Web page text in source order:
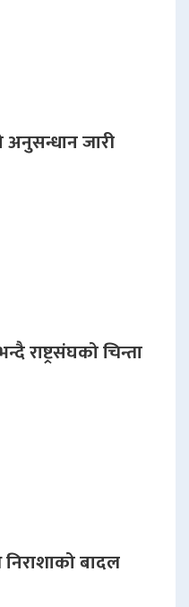
अनुसन्धान जारी
राष्ट्रसंघको चिन्ता
बादल